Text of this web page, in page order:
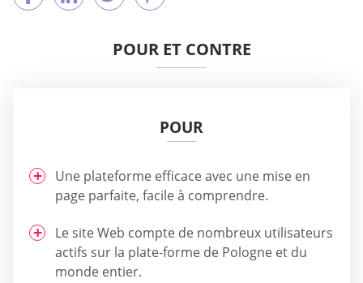
POUR ET CONTRE
POUR
Une plateforme efficace avec une mise en
page parfaite, facile à comprendre.
Le site Web compte de nombreux utilisateurs
actifs sur la plate-forme de Pologne et du
monde entier.